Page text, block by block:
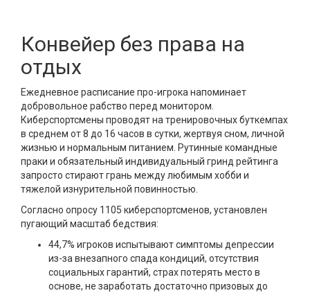
Конвейер без права на
отдых
Ежедневное расписание про-игрока напоминает
добровольное рабство перед монитором.
Киберспортсмены проводят на тренировочных буткемпах
в среднем от 8 до 16 часов в сутки, жертвуя сном, личной
жизнью и нормальным питанием. Рутинные командные
праки и обязательный индивидуальный гринд рейтинга
запросто стирают грань между любимым хобби и
тяжелой изнурительной повинностью.
Согласно опросу 1105 киберспортсменов, установлен
пугающий масштаб бедствия:
44,7% игроков испытывают симптомы депрессии
из-за внезапного спада кондиций, отсутствия
социальных гарантий, страх потерять место в
основе, не заработать достаточно призовых до